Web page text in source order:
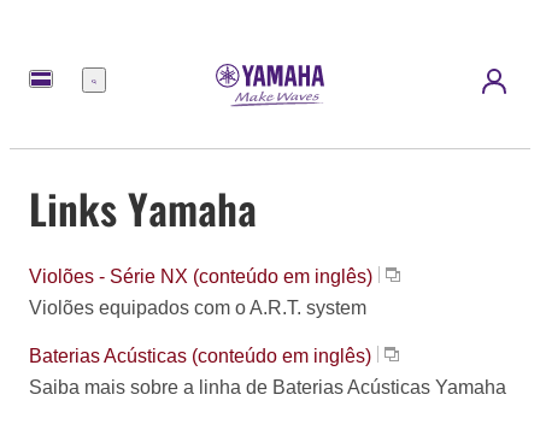
Menu
Links Yamaha
Violões - Série NX (conteúdo em inglês)
Violões equipados com o A.R.T. system
Baterias Acústicas (conteúdo em inglês)
Saiba mais sobre a linha de Baterias Acústicas Yamaha